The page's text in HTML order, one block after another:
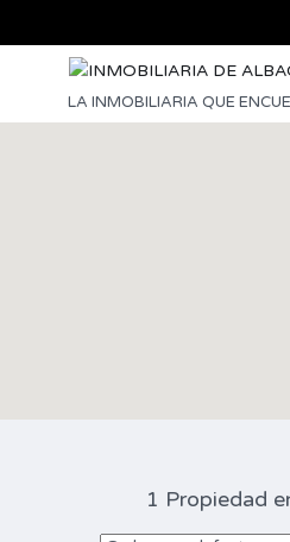
LA INMOBILIARIA QUE
1 Propiedad